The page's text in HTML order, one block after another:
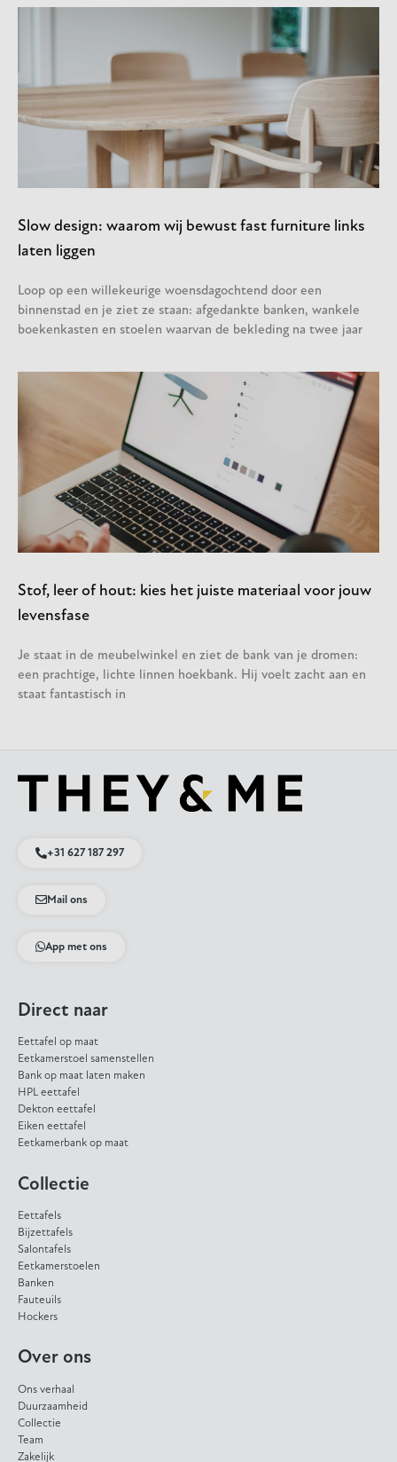
Slow design: waarom wij bewust fast furniture links
laten liggen
Loop op een willekeurige woensdagochtend door een
binnenstad en je ziet ze staan: afgedankte banken, wankele
boekenkasten en stoelen waarvan de bekleding na twee jaar
Stof, leer of hout: kies het juiste materiaal voor jouw
levensfase
Je staat in de meubelwinkel en ziet de bank van je dromen:
een prachtige, lichte linnen hoekbank. Hij voelt zacht aan en
staat fantastisch in
+31 627 187 297
Mail ons
App met ons
Direct naar
Eettafel op maat
Eetkamerstoel samenstellen
Bank op maat laten maken
HPL eettafel
Dekton eettafel
Eiken eettafel
Eetkamerbank op maat
Collectie
Eettafels
Bijzettafels
Salontafels
Eetkamerstoelen
Banken
Fauteuils
Hockers
Over ons
Ons verhaal
Duurzaamheid
Collectie
Team
Zakelijk